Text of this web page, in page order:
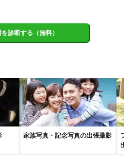
診断する（無料）
家族写真・記念写真の出張撮影
フ
出